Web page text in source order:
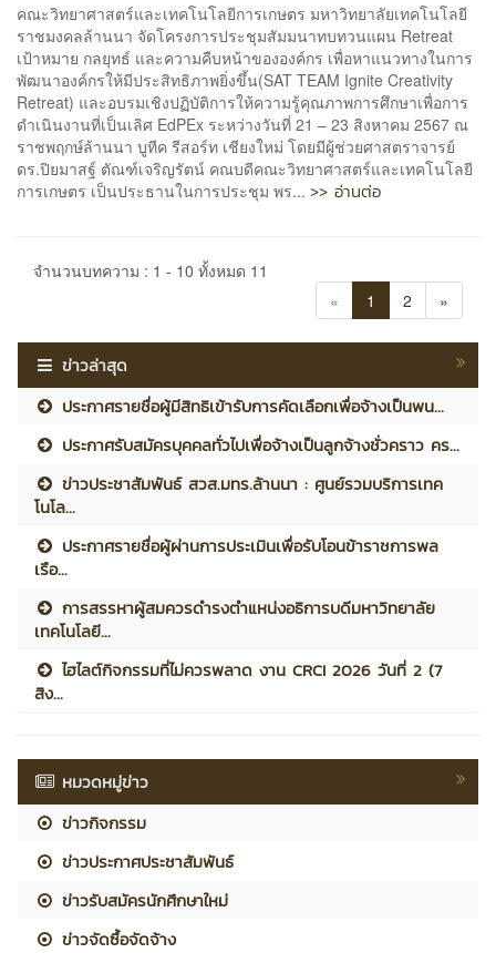
คณะวิทยาศาสตร์และเทคโนโลยีการเกษตร มหาวิทยาลัยเทคโนโลยี
ราชมงคลล้านนา จัดโครงการประชุมสัมมนาทบทวนแผน Retreat
เป้าหมาย กลยุทธ์ และความคืบหน้าขององค์กร เพื่อหาแนวทางในการ
พัฒนาองค์กรให้มีประสิทธิภาพยิ่งขึ้น(SAT TEAM Ignite Creativity
Retreat) และอบรมเชิงปฏิบัติการให้ความรู้คุณภาพการศึกษาเพื่อการ
ดำเนินงานที่เป็นเลิศ EdPEx ระหว่างวันที่ 21 – 23 สิงหาคม 2567 ณ
ราชพฤกษ์ล้านนา บูทีค รีสอร์ท เชียงใหม่ โดยมีผู้ช่วยศาสตราจารย์
ดร.ปิยมาสฐ์ ตัณฑ์เจริญรัตน์ คณบดีคณะวิทยาศาสตร์และเทคโนโลยี
การเกษตร เป็นประธานในการประชุม พร... >> อ่านต่อ
จำนวนบทความ : 1 - 10 ทั้งหมด 11
«
1 2 »
ข่าวล่าสุด
ประกาศรายชื่อผู้มีสิทธิเข้ารับการคัดเลือกเพื่อจ้างเป็นพน...
ประกาศรับสมัครบุคคลทั่วไปเพื่อจ้างเป็นลูกจ้างชั่วคราว คร...
ข่าวประชาสัมพันธ์ สวส.มทร.ล้านนา : ศูนย์รวมบริการเทค
โนโล...
ประกาศรายชื่อผู้ผ่านการประเมินเพื่อรับโอนข้าราชการพล
เรือ...
การสรรหาผู้สมควรดำรงตำแหน่งอธิการบดีมหาวิทยาลัย
เทคโนโลยี...
ไฮไลต์กิจกรรมที่ไม่ควรพลาด งาน CRCI 2026 วันที่ 2 (7
สิง...
หมวดหมู่ข่าว
ข่าวกิจกรรม
ข่าวประกาศประชาสัมพันธ์
ข่าวรับสมัครนักศึกษาใหม่
ข่าวจัดซื้อจัดจ้าง